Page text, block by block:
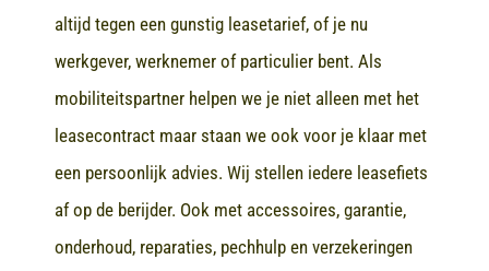
altijd tegen een gunstig leasetarief, of je nu
werkgever, werknemer of particulier bent. Als
mobiliteitspartner helpen we je niet alleen met het
leasecontract maar staan we ook voor je klaar met
een persoonlijk advies. Wij stellen iedere leasefiets
af op de berijder. Ook met accessoires, garantie,
onderhoud, reparaties, pechhulp en verzekeringen